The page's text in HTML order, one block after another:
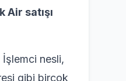
Air satışı
İşlemci nesli,
gibi birçok